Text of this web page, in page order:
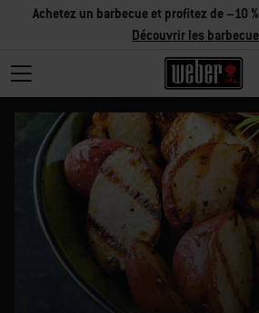
Achetez un barbecue et profitez de –10
Découvrir les barbecue